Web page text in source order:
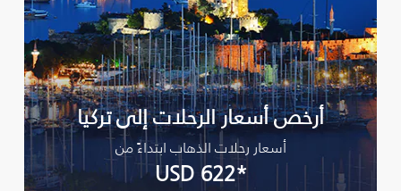
أرخص أسعار الرحلات إلى تركيا
أسعار رحلات الذهاب ابتداءً من
*USD 622